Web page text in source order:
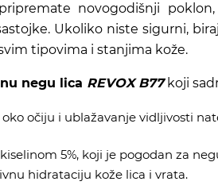
novogodišnji
Ukoliko niste sigurni,
tipovima i stanjima kože.
negu lica REVOX B77koji
oko očiju i ublažavanje vidljivosti
5%, koji je pogodan za
hidrataciju kože lica i vrata.